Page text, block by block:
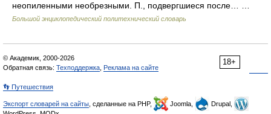
неопиленными необрезными. П., подвергшиеся после… …
Большой энциклопедический политехнический словарь
18+
© Академик, 2000-2026
Обратная связь: Техподдержка Реклама на сайте
👣 Путешествия
Экспорт словарей на сайты , сделанные на PHP, Joomla,
Drupal,